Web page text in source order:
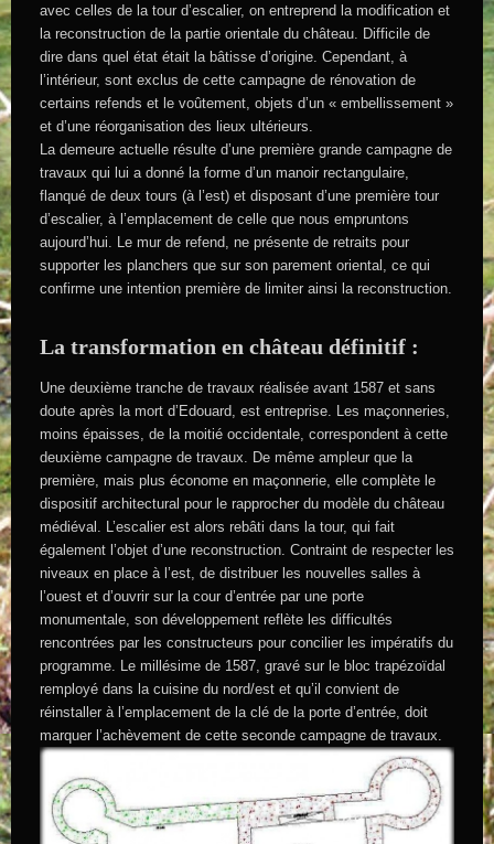
avec celles de la tour d’escalier, on entreprend la modification et
la reconstruction de la partie orientale du château. Difficile de
dire dans quel état était la bâtisse d’origine. Cependant, à
l’intérieur, sont exclus de cette campagne de rénovation de
certains refends et le voûtement, objets d’un « embellissement »
et d’une réorganisation des lieux ultérieurs.
La demeure actuelle résulte d’une première grande campagne de
travaux qui lui a donné la forme d’un manoir rectangulaire,
flanqué de deux tours (à l’est) et disposant d’une première tour
d’escalier, à l’emplacement de celle que nous empruntons
aujourd’hui. Le mur de refend, ne présente de retraits pour
supporter les planchers que sur son parement oriental, ce qui
confirme une intention première de limiter ainsi la reconstruction.
La transformation en château définitif :
Une deuxième tranche de travaux réalisée avant 1587 et sans
doute après la mort d’Edouard, est entreprise. Les maçonneries,
moins épaisses, de la moitié occidentale, correspondent à cette
deuxième campagne de travaux. De même ampleur que la
première, mais plus économe en maçonnerie, elle complète le
dispositif architectural pour le rapprocher du modèle du château
médiéval. L’escalier est alors rebâti dans la tour, qui fait
également l’objet d’une reconstruction. Contraint de respecter les
niveaux en place à l’est, de distribuer les nouvelles salles à
l’ouest et d’ouvrir sur la cour d’entrée par une porte
monumentale, son développement reflète les difficultés
rencontrées par les constructeurs pour concilier les impératifs du
programme. Le millésime de 1587, gravé sur le bloc trapézoïdal
remployé dans la cuisine du nord/est et qu’il convient de
réinstaller à l’emplacement de la clé de la porte d’entrée, doit
marquer l’achèvement de cette seconde campagne de travaux.